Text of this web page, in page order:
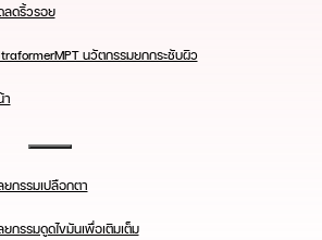
ลดริ้วรอย
นวัตกรรมยกกระชับผิว
า
ยกรรมเปลือกตา
กรรมดูดไขมันเพื่อเติมเต็ม